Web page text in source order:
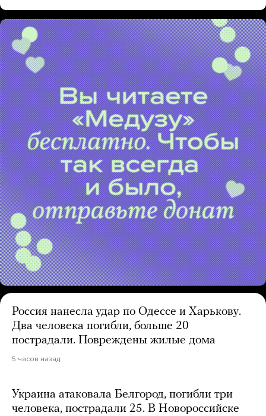
Россия нанесла удар по Одессе и Харькову.
Два человека погибли, больше 20
пострадали. Повреждены жилые дома
5 часов назад
Украина атаковала Белгород, погибли три
человека, пострадали 25. В Новороссийске